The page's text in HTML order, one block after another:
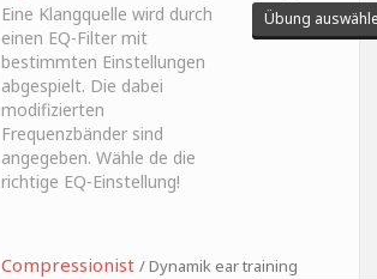
Eine Klangquelle wird durch
einen EQ-Filter mit
bestimmten Einstellungen
abgespielt. Die dabei
modifizierten
Frequenzbänder sind
angegeben. Wähle de die
richtige EQ-Einstellung!
Übung
Compressionist / Dynamik ear training